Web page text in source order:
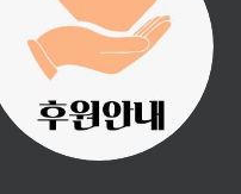
진리횃불 사역은
여러분의 후원으
로 이루어집니다.